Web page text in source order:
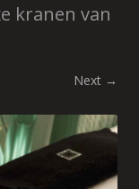
kranen van
Next →